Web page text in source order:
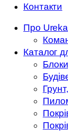
Контакти
Про Ureka
Каталог